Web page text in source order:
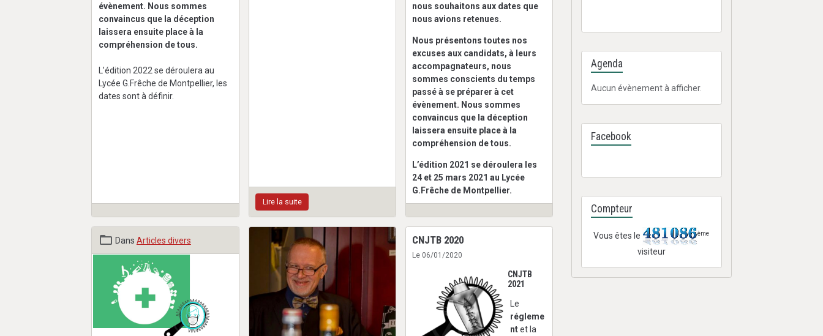
évènement. Nous sommes
convaincus que la déception
laissera ensuite place à la
compréhension de tous.
L’édition 2022 se déroulera au
Lycée G.Frêche de Montpellier, les
dates sont à définir.
Lire la suite
nous souhaitons aux dates que
nous avions retenues.
Nous présentons toutes nos
excuses aux candidats, à leurs
accompagnateurs, nous
sommes conscients du temps
passé à se préparer à cet
évènement. Nous sommes
convaincus que la déception
laissera ensuite place à la
compréhension de tous.
L’édition 2021 se déroulera les
24 et 25 mars 2021 au Lycée
G.Frêche de Montpellier.
Dans Articles divers CNJTB 2020
Le 06/01/2020
CNJTB
2021
Le
régleme
ntet la
Agenda
Aucun évènement à afficher.
Facebook
Compteur
Vous êtes le ème
visiteur